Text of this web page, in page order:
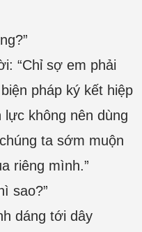
“Chỉ sợ em phải
pháp ký kết hiệp
lực không nên dùng
ta sớm muộn
riêng mình.”
sao?”
dáng tới dây